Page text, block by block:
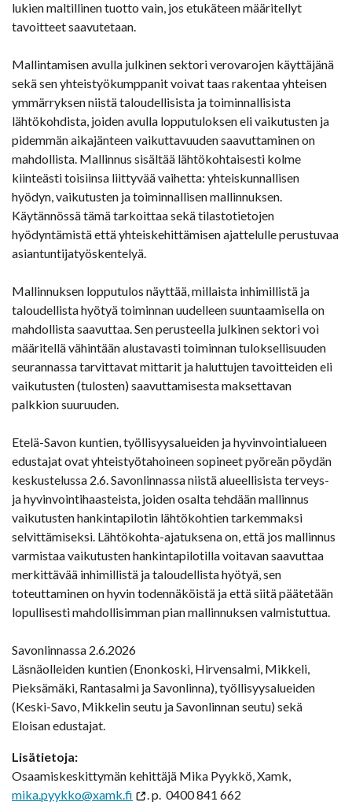
lukien maltillinen tuotto vain, jos etukäteen määritellyt
tavoitteet saavutetaan.
Mallintamisen avulla julkinen sektori verovarojen käyttäjänä
sekä sen yhteistyökumppanit voivat taas rakentaa yhteisen
ymmärryksen niistä taloudellisista ja toiminnallisista
lähtökohdista, joiden avulla lopputuloksen eli vaikutusten ja
pidemmän aikajänteen vaikuttavuuden saavuttaminen on
mahdollista. Mallinnus sisältää lähtökohtaisesti kolme
kiinteästi toisiinsa liittyvää vaihetta: yhteiskunnallisen
hyödyn, vaikutusten ja toiminnallisen mallinnuksen.
Käytännössä tämä tarkoittaa sekä tilastotietojen
hyödyntämistä että yhteiskehittämisen ajattelulle perustuvaa
asiantuntijatyöskentelyä.
Mallinnuksen lopputulos näyttää, millaista inhimillistä ja
taloudellista hyötyä toiminnan uudelleen suuntaamisella on
mahdollista saavuttaa. Sen perusteella julkinen sektori voi
määritellä vähintään alustavasti toiminnan tuloksellisuuden
seurannassa tarvittavat mittarit ja haluttujen tavoitteiden eli
vaikutusten (tulosten) saavuttamisesta maksettavan
palkkion suuruuden.
Etelä-Savon kuntien, työllisyysalueiden ja hyvinvointialueen
edustajat ovat yhteistyötahoineen sopineet pyöreän pöydän
keskustelussa 2.6. Savonlinnassa niistä alueellisista terveys-
ja hyvinvointihaasteista, joiden osalta tehdään mallinnus
vaikutusten hankintapilotin lähtökohtien tarkemmaksi
selvittämiseksi. Lähtökohta-ajatuksena on, että jos mallinnus
varmistaa vaikutusten hankintapilotilla voitavan saavuttaa
merkittävää inhimillistä ja taloudellista hyötyä, sen
toteuttaminen on hyvin todennäköistä ja että siitä päätetään
lopullisesti mahdollisimman pian mallinnuksen valmistuttua.
Savonlinnassa 2.6.2026
Läsnäolleiden kuntien (Enonkoski, Hirvensalmi, Mikkeli,
Pieksämäki, Rantasalmi ja Savonlinna), työllisyysalueiden
(Keski-Savo, Mikkelin seutu ja Savonlinnan seutu) sekä
Eloisan edustajat.
Lisätietoja:
Osaamiskeskittymän kehittäjä Mika Pyykkö, Xamk,
mika.pyykko@xamk.fi
. p. 0400 841 662